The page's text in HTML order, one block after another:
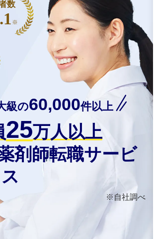
級の60,000件以上
25万人以上
剤師転職サービ
ス
※自社調べ
数
※